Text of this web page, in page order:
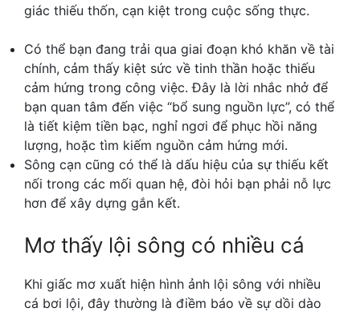
giác thiếu thốn, cạn kiệt trong cuộc sống thực.
Có thể bạn đang trải qua giai đoạn khó khăn về tài
chính, cảm thấy kiệt sức về tinh thần hoặc thiếu
cảm hứng trong công việc. Đây là lời nhắc nhở để
bạn quan tâm đến việc “bổ sung nguồn lực”, có thể
là tiết kiệm tiền bạc, nghỉ ngơi để phục hồi năng
lượng, hoặc tìm kiếm nguồn cảm hứng mới.
Sông cạn cũng có thể là dấu hiệu của sự thiếu kết
nối trong các mối quan hệ, đòi hỏi bạn phải nỗ lực
hơn để xây dựng gắn kết.
Mơ thấy lội sông có nhiều cá
Khi giấc mơ xuất hiện hình ảnh lội sông với nhiều
cá bơi lội, đây thường là điềm báo về sự dồi dào